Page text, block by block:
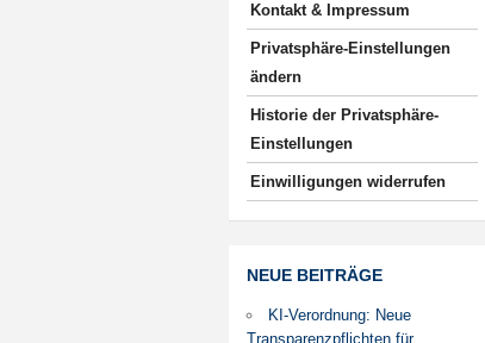
Kontakt & Impressum
Privatsphäre-Einstellungen
ändern
Historie der Privatsphäre-
Einstellungen
Einwilligungen widerrufen
NEUE BEITRÄGE
KI-Verordnung: Neue
Transparenzpflichten für